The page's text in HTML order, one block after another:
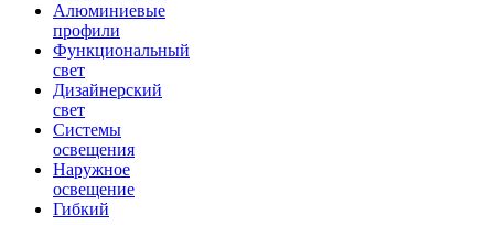
Алюминиевые
профили
Функциональный
свет
Дизайнерский
свет
Системы
освещения
Наружное
освещение
Гибкий